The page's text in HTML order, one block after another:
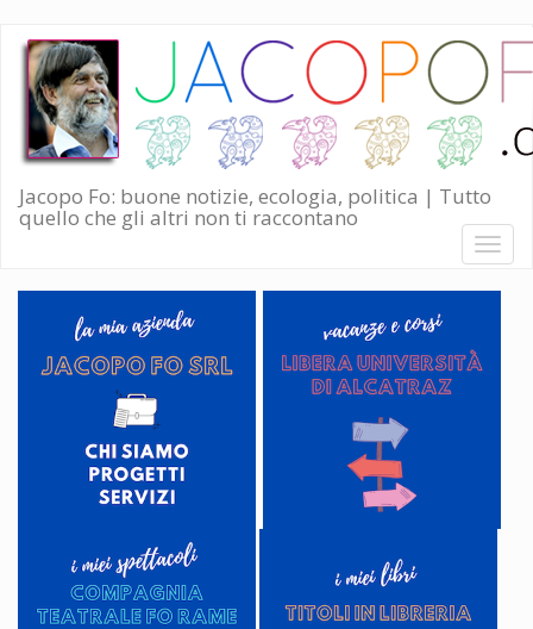
Salta
contenuto
principale
Jacopo Fo: buone notizie, ecologia, politica | Tutto
quello che gli altri non ti raccontano
Toggle